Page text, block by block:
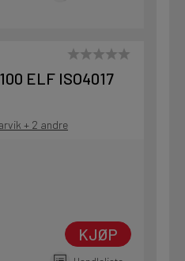
ELF ISO4017
+ 2 andre
KJØP